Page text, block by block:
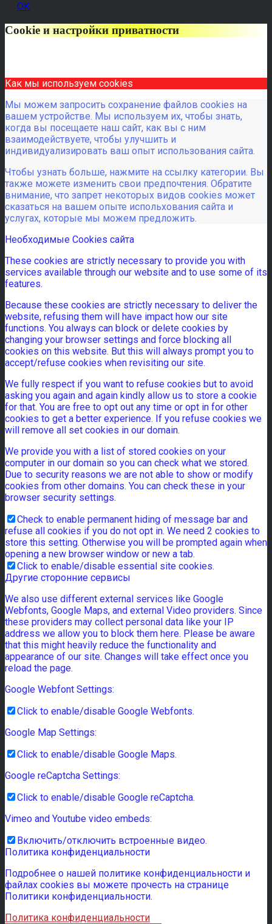
OK
Cookie и настройки приватности
Как мы используем cookies
Мы можем запросить сохранение файлов cookies на
вашем устройстве. Мы используем их, чтобы знать,
когда вы посещаете наш сайт, как вы с ним
взаимодействуете, чтобы улучшить и
индивидуализировать ваш опыт использования сайта.
Чтобы узнать больше, нажмите на ссылку категории. Вы
также можете изменить свои предпочтения. Обратите
внимание, что запрет некоторых видов cookies может
сказаться на вашем опыте испольхования сайта и
услугах, которые мы можем предложить.
Необходимые Cookies сайта
These cookies are strictly necessary to provide you with
services available through our website and to use some of its
features.
Because these cookies are strictly necessary to deliver the
website, refusing them will have impact how our site
functions. You always can block or delete cookies by
changing your browser settings and force blocking all
cookies on this website. But this will always prompt you to
accept/refuse cookies when revisiting our site.
We fully respect if you want to refuse cookies but to avoid
asking you again and again kindly allow us to store a cookie
for that. You are free to opt out any time or opt in for other
cookies to get a better experience. If you refuse cookies we
will remove all set cookies in our domain.
We provide you with a list of stored cookies on your
computer in our domain so you can check what we stored.
Due to security reasons we are not able to show or modify
cookies from other domains. You can check these in your
browser security settings.
Check to enable permanent hiding of message bar and
refuse all cookies if you do not opt in. We need 2 cookies to
store this setting. Otherwise you will be prompted again when
opening a new browser window or new a tab.
Click to enable/disable essential site cookies.
Другие сторонние сервисы
We also use different external services like Google
Webfonts, Google Maps, and external Video providers. Since
these providers may collect personal data like your IP
address we allow you to block them here. Please be aware
that this might heavily reduce the functionality and
appearance of our site. Changes will take effect once you
reload the page.
Google Webfont Settings:
Click to enable/disable Google Webfonts.
Google Map Settings:
Click to enable/disable Google Maps.
Google reCaptcha Settings:
Click to enable/disable Google reCaptcha.
Vimeo and Youtube video embeds:
Включить/отключить встроенные видео.
Политика конфиденциальности
Подробнее о нашей политике конфиденциальности и
файлах cookies вы можете прочесть на странице
Политики конфиденциальности.
Политика конфиденциальности